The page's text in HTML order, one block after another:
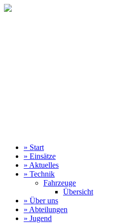
» Start
» Einsätze
» Aktuelles
» Technik
Fahrzeuge
Übersicht
» Über uns
» Abteilungen
» Jugend